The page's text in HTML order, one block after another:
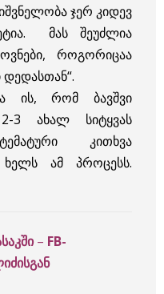
ჯერ კიდევ
მას შეუძლია
როგორიცაა
დედასთან“.
ის, რომ ბავშვი
3 ახალ სიტყვას
კითხვა
ხელს ამ პროცესს.
– FB-